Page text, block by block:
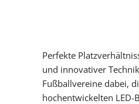
Perfekte
und innovativer
Fußballvereine dabei,
hochentwickelten